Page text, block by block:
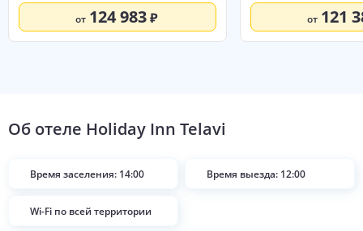
от 124 983 от 121
Об отеле Holiday Inn Telavi
Время заселения: 14:00 Время выезда: 12:00
Wi-Fi по всей территории